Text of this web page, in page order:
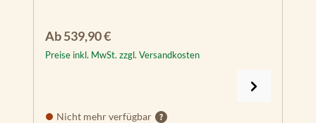
Regulärer Preis:
Ab539,90 €
Preise inkl. MwSt. zzgl. Versandkosten
Nicht mehr verfügbar